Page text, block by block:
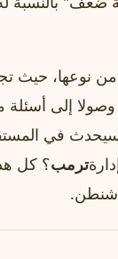
من نوعها، حيث
إلى
سيحدث في
ترمب؟ كل